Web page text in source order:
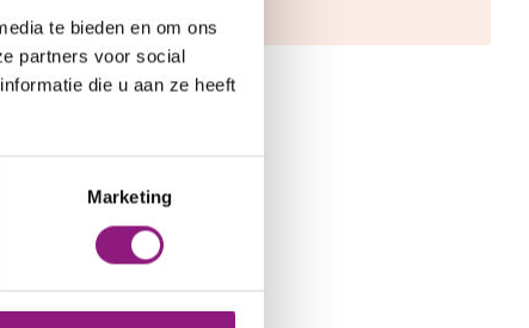
te bieden en om ons
partners voor social
die u aan ze heeft
Marketing